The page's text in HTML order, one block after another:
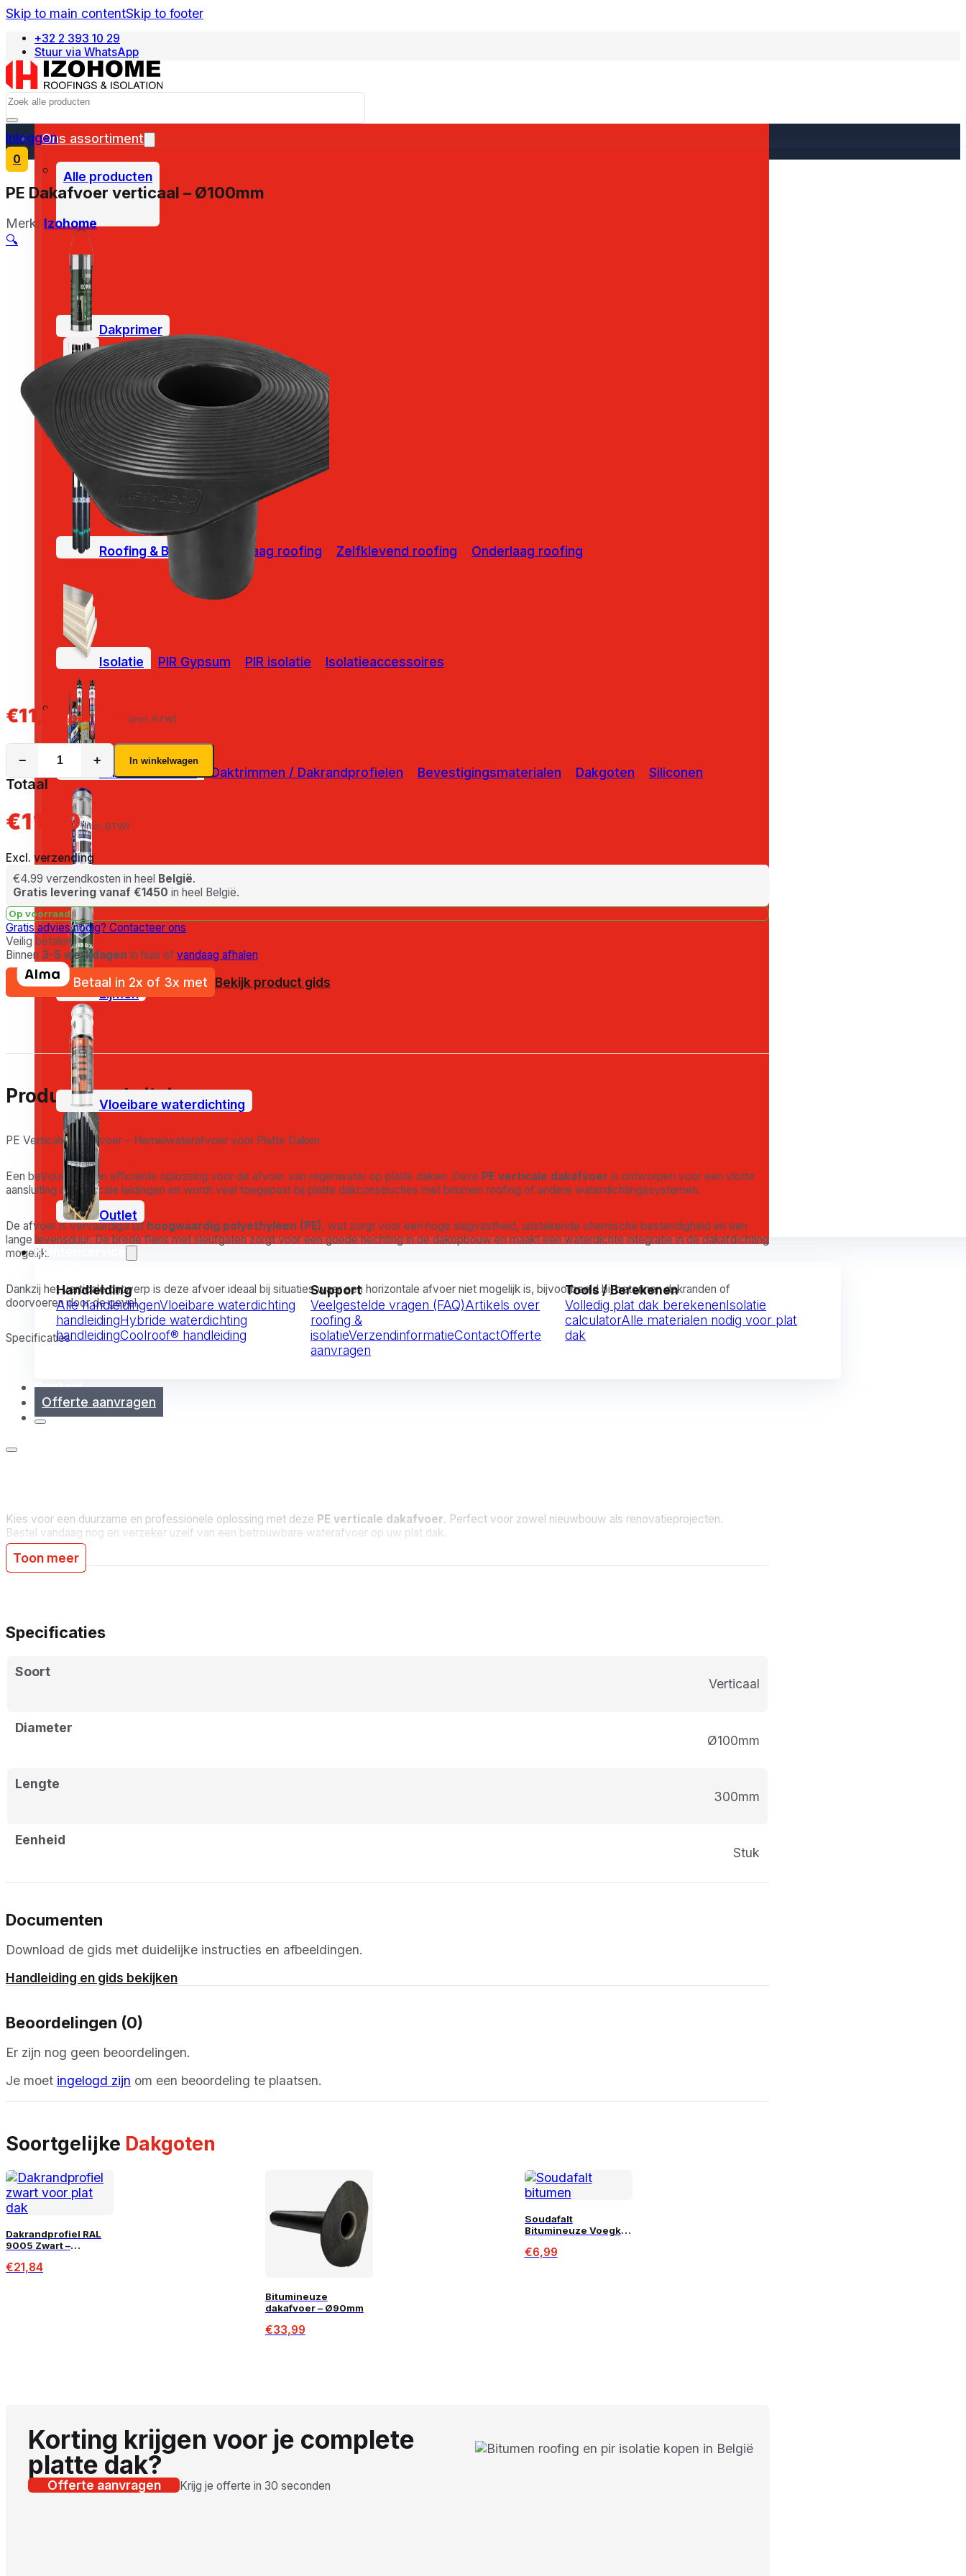
Skip to main contentSkip to footer
+32 2 393 10 29
Stuur via WhatsApp
Français
Search
Inloggen
0
Ons assortiment
Alle producten
Dakprimer
Plat dak pakketten
Roofing & Bitumen Toplaag roofing Zelfklevend roofing Onderlaag roofing
Isolatie PIR Gypsum PIR isolatie Isolatieaccessoires
Dakaccessoires Daktrimmen / Dakrandprofielen Bevestigingsmaterialen Dakgoten Siliconen
Coatings
Lijmen
Vloeibare waterdichting
Outlet
Klantenservice
Handleiding
Alle handleidingenVloeibare waterdichting
handleidingHybride waterdichting
handleidingCoolroof® handleiding
Support
Veelgestelde vragen (FAQ)Artikels over
roofing &
isolatieVerzendinformatieContactOfferte
aanvragen
Tools / Berekenen
Volledig plat dak berekenenIsolatie
calculatorAlle materialen nodig voor plat
dak
Contact
Offerte aanvragen
PE Dakafvoer verticaal – Ø100mm
Merk: Izohome
🔍
€11,99per stuk (incl. BTW)
− + In winkelwagen
Totaal
€11,99(incl. BTW)
Excl. verzending
€4.99 verzendkosten in heel België.
Gratis levering vanaf €1450 in heel België.
Op voorraad
Gratis advies nodig? Contacteer ons
Veilig betalen
Binnen 3-5 werkdagen in huis of vandaag afhalen
Betaal in 2x of 3x met Bekijk product gids
Productbeschrijving
PE Verticale Dakafvoer – Hemelwaterafvoer voor Platte Daken
Een betrouwbare en efficiënte oplossing voor de afvoer van regenwater op platte daken. Deze PE verticale dakafvoer is ontworpen voor een vlotte
aansluiting op verticale leidingen en wordt veel toegepast bij platte dakconstructies met bitumen roofing of andere waterdichtingssystemen.
De afvoer is vervaardigd uit hoogwaardig polyethyleen (PE), wat zorgt voor een hoge slagvastheid, uitstekende chemische bestendigheid en een
lange levensduur. De brede flens met sleufgaten zorgt voor een goede hechting in de dakopbouw en maakt een waterdichte integratie in de dakafdichting
mogelijk.
Dankzij het verticale ontwerp is deze afvoer ideaal bij situaties waar een horizontale afvoer niet mogelijk is, bijvoorbeeld bij betonnen dakranden of
doorvoeren door de gevel.
Specificaties
Type: Verticale dakafvoer (Hemelwaterafvoer)
Materiaal: Polyethyleen (PE)
Kies voor een duurzame en professionele oplossing met deze PE verticale dakafvoer. Perfect voor zowel nieuwbouw als renovatieprojecten.
Bestel vandaag nog en verzeker uzelf van een betrouwbare waterafvoer op uw plat dak.
Toon meer
Specificaties
Soort
Verticaal
Diameter
Ø100mm
Lengte
300mm
Eenheid
stuk
Documenten
Download de gids met duidelijke instructies en afbeeldingen.
Handleiding en gids bekijken
Beoordelingen (0)
Er zijn nog geen beoordelingen.
Je moet ingelogd zijn om een beoordeling te plaatsen.
Soortgelijke Dakgoten
Dakrandprofiel RAL
9005 Zwart –
€21,84
Bitumineuze
dakafvoer – Ø90mm
€33,99
Soudafalt
Bitumineuze Voegkit
€6,99
Korting krijgen voor je complete
platte dak?
Offerte aanvragen Krijg je offerte in 30 seconden